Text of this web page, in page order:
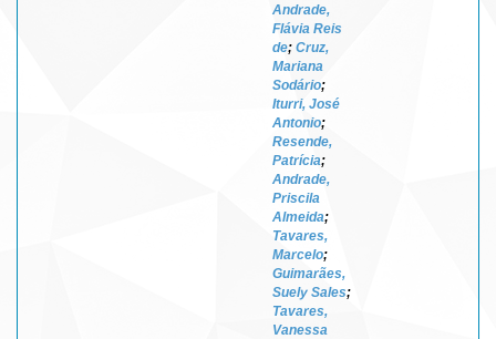
Andrade,
Flávia Reis
de; Cruz,
Mariana
Sodário;
Iturri, José
Antonio;
Resende,
Patrícia;
Andrade,
Priscila
Almeida;
Tavares,
Marcelo;
Guimarães,
Suely Sales;
Tavares,
Vanessa